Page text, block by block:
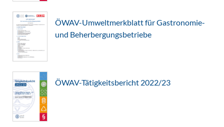
ÖWAV-Umweltmerkblatt für Gastronomie-
und Beherbergungsbetriebe
ÖWAV-Tätigkeitsbericht 2022/23